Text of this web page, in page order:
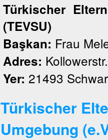
Türkischer
(TEVSU)
Başkan: Frau
Adres:
Yer: 21493
Türkischer
Umgebung